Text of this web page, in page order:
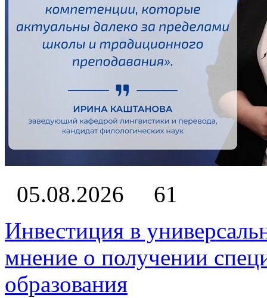
05.08.2026
61
Инвестиция в
мнение о получении
образования